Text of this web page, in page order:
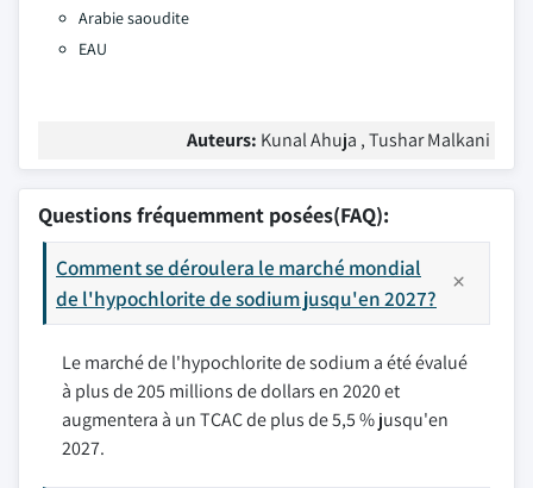
Arabie saoudite
EAU
Auteurs: Kunal Ahuja , Tushar Malkani
Questions fréquemment posées(FAQ):
Comment se déroulera le marché mondial
de l'hypochlorite de sodium jusqu'en 2027?
Le marché de l'hypochlorite de sodium a été évalué
à plus de 205 millions de dollars en 2020 et
augmentera à un TCAC de plus de 5,5 % jusqu'en
2027.